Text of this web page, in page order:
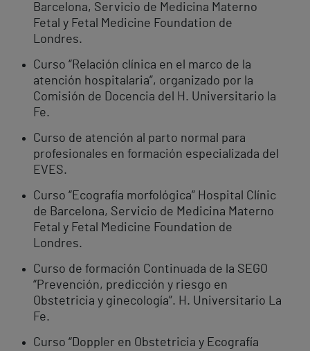
Barcelona, Servicio de Medicina Materno
Fetal y Fetal Medicine Foundation de
Londres.
Curso “Relación clínica en el marco de la
atención hospitalaria”, organizado por la
Comisión de Docencia del H. Universitario la
Fe.
Curso de atención al parto normal para
profesionales en formación especializada del
EVES.
Curso “Ecografía morfológica” Hospital Clínic
de Barcelona, Servicio de Medicina Materno
Fetal y Fetal Medicine Foundation de
Londres.
Curso de formación Continuada de la SEGO
“Prevención, predicción y riesgo en
Obstetricia y ginecología”. H. Universitario La
Fe.
Curso “Doppler en Obstetricia y Ecografía